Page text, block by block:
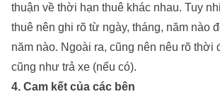
thuận về thời hạn thuê khác nhau. Tuy
thuê nên ghi rõ từ ngày, tháng, năm nào
năm nào. Ngoài ra, cũng nên nêu rõ thời
cũng như trả xe (nếu có).
4. Cam kết của các bên